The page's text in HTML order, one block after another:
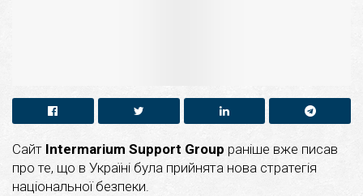
Сайт Intermarium Support Group раніше вже писав
про те, що в Україні була прийнята нова стратегія
національної безпеки.